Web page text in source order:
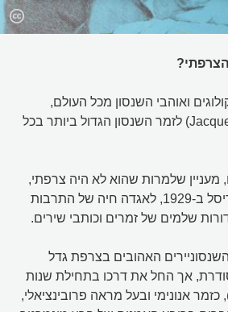
ואוהבי השנסון מכל העולם,
נחשב ז'ק ברל (Jacques Brel) לזמר השנסון הגדול ביותר בכל
מעניין שלמרות שהוא לא היה צרפתי,
הפך הבלגי שנולד בבריסל ב-1929, לאגדה חיה של התרבות
שלמים של זמרים וכותבי שירים.
האהובים בצרפת גדל
אך החל את דרכו בתחילת שנות
כזמר אנונימי ובעל מראה פרובינציאלי,